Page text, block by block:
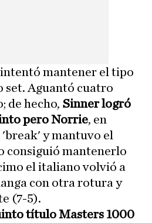
mantener el tipo
set. Aguantó cuatro
de hecho, Sinner logró
pero Norrie, en
y mantuvo el
consiguió mantenerlo
el italiano volvió a
con otra rotura y
(7-5).
título Masters 1000